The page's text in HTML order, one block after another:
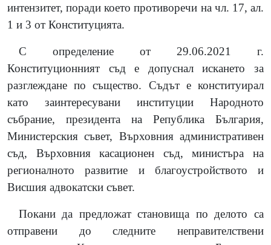
интензитет, поради което противоречи на чл. 17, ал.
1 и 3 от Конституцията.
С определение от 29.06.2021 г.
Конституционният съд е допуснал искането за
разглеждане по същество. Съдът е конституирал
като заинтересувани институции Народното
събрание, президента на Република България,
Министерския съвет, Върховния административен
съд, Върховния касационен съд, министъра на
регионалното развитие и благоустройството и
Висшия адвокатски съвет.
Покани да предложат становища по делото са
отправени до следните неправителствени